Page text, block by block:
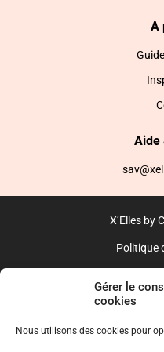
Gérer le
cookies
Nous utilisons des cookies pour
A
Aide
X’Elles by
Politique
Réalisé par